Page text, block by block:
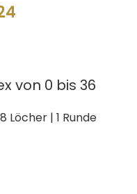
von 0 bis 36
Löcher | 1 Runde